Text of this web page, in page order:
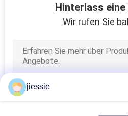
Hinterlass
Wir rufen Sie
jiessie